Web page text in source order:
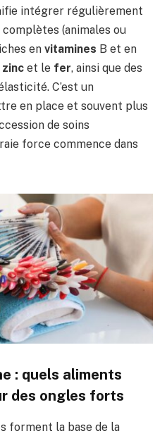
intégrer régulièrement
complètes (animales ou
en vitamines B et en
zinc et le fer, ainsi que des
C’est un
en place et souvent plus
de soins
force commence dans
: quels aliments
des ongles forts
forment la base de la